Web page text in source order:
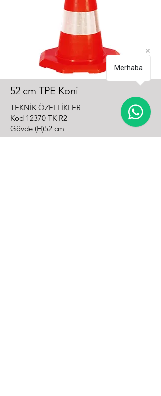
52 cm TPE Koni
TEKNİK ÖZELLİKLER
Kod 12370 TK R2
Gövde (H)52 cm
Taban 32 cm
Merhaba